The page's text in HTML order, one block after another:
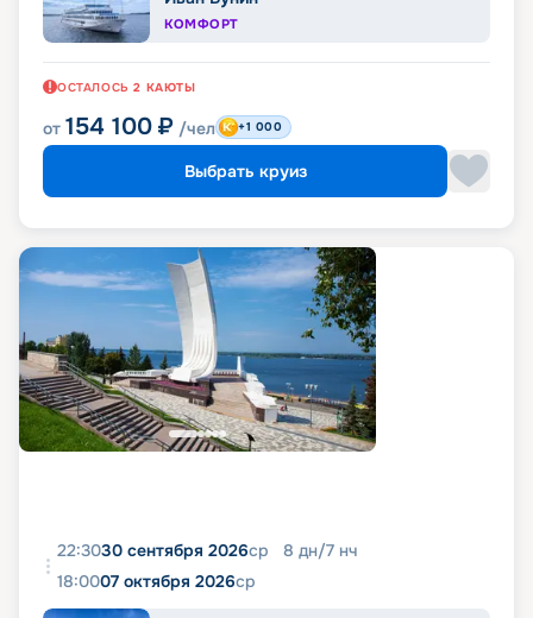
КОМФОРТ
ОСТАЛОСЬ 2 КАЮТЫ
от 154 100 ₽ /чел +1 000
Выбрать круиз
22:3030 сентября 2026ср 8 дн/7 нч
18:0007 октября 2026ср